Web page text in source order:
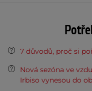
7 důvodů, proč si
Nová sezóna ve
Irbiso vynesou do